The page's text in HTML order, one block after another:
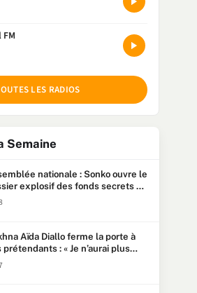
LES RADIOS
Semaine
nationale : Sonko ouvre le
explosif des fonds secrets et
présidentiel
Aïda Diallo ferme la porte à
prétendants : « Je n’aurai plus
un autre mari »